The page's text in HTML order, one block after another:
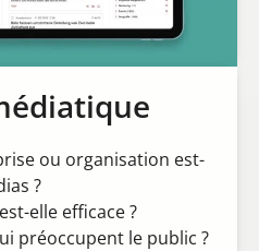
ou organisation est-
?
elle efficace ?
préoccupent le public ?